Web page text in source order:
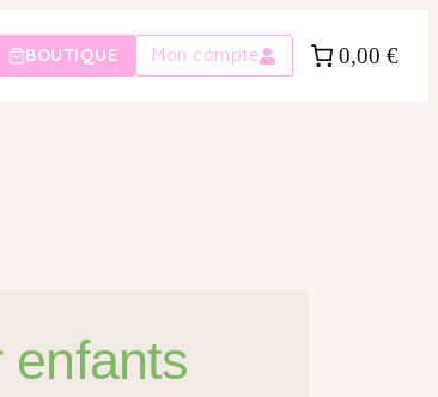
BOUTIQUE Mon compte 0,00 €
enfants